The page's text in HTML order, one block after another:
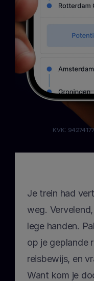
KVK:
Je trein had
weg.
lege handen.
op je geplande
reisbewijs, en
Want kom je